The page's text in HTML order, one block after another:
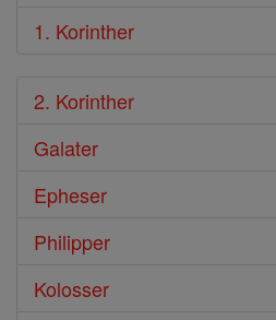
1. Korinther
2. Korinther
Galater
Epheser
Philipper
Kolosser